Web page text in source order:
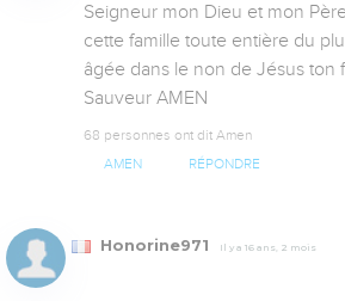
Seigneur mon Dieu et mon
cette famille toute entière du
âgée dans le non de Jésus ton
Sauveur AMEN
68 personnes ont dit Amen
AMEN RÉPONDRE
Honorine971 Il y a 16 ans, 2 mois